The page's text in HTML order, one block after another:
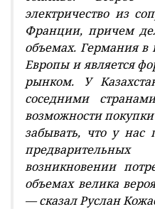
электричество из
Франции, причем
объемах. Германия в
Европы и является
рынком. У
соседними
возможности
забывать, что у нас
возникновении
объемах велика
— сказал Руслан